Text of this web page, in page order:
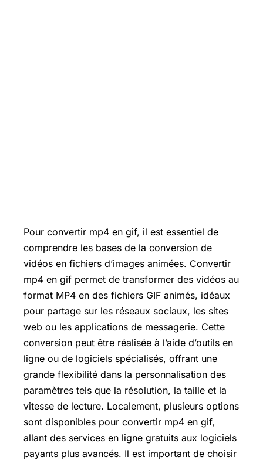
Pour convertir mp4 en gif, il est essentiel de
comprendre les bases de la conversion de
vidéos en fichiers d’images animées. Convertir
mp4 en gif permet de transformer des vidéos au
format MP4 en des fichiers GIF animés, idéaux
pour partage sur les réseaux sociaux, les sites
web ou les applications de messagerie. Cette
conversion peut être réalisée à l’aide d’outils en
ligne ou de logiciels spécialisés, offrant une
grande flexibilité dans la personnalisation des
paramètres tels que la résolution, la taille et la
vitesse de lecture. Localement, plusieurs options
sont disponibles pour convertir mp4 en gif,
allant des services en ligne gratuits aux logiciels
payants plus avancés. Il est important de choisir